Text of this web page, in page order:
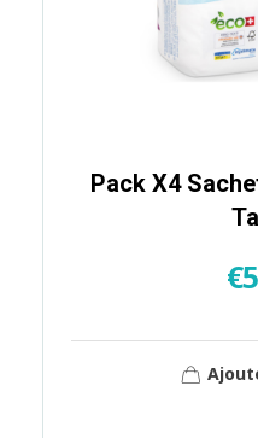
Pack X4
€